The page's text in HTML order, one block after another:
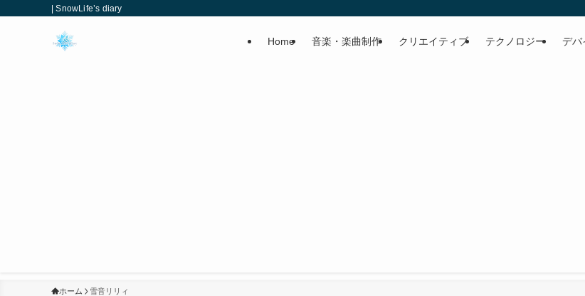
| SnowLife’s diary
Home 音楽・楽曲制作 クリエイティブ テクノロジー デバ
ホーム 雪音リリィ